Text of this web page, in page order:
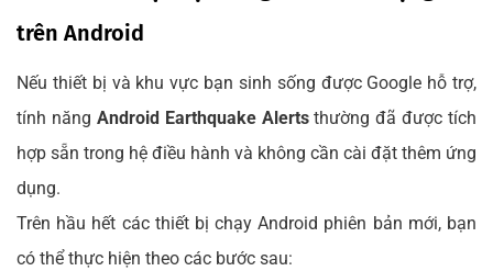
trên Android
Nếu thiết bị và khu vực bạn sinh sống được Google hỗ trợ,
tính năng Android Earthquake Alertsthường đã được tích
hợp sẵn trong hệ điều hành và không cần cài đặt thêm ứng
dụng.
Trên hầu hết các thiết bị chạy Android phiên bản mới, bạn
có thể thực hiện theo các bước sau: